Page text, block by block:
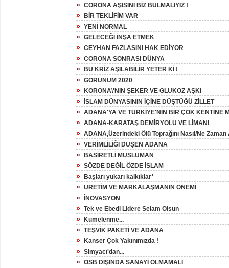
» CORONA AŞISINI BİZ BULMALIYIZ !
» BİR TEKLİFİM VAR
» YENİ NORMAL
» GELECEĞİ İNŞA ETMEK
» CEYHAN FAZLASINI HAK EDİYOR
» CORONA SONRASI DÜNYA
» BU KRİZ AŞILABİLİR YETER Kİ !
» GÖRÜNÜM 2020
» KORONA\'NIN ŞEKER VE GLUKOZ AŞKI
» İSLAM DÜNYASININ İÇİNE DÜŞTÜĞÜ ZİLLET
» ADANA'YA VE TÜRKİYE'NİN BİR ÇOK KENTİNE
» ADANA-KARATAŞ DEMİRYOLU VE LİMANI
» ADANA,Üzerindeki Ölü Toprağını Nasıl/Ne
» VERİMLİLİĞİ DÜŞEN ADANA
» BASİRETLİ MÜSLÜMAN
» SÖZDE DEĞİL ÖZDE İSLAM
» Başları yukarı kalkıklar*
» ÜRETİM VE MARKALAŞMANIN ÖNEMİ
» İNOVASYON
» Tek ve Ebedi Lidere Selam Olsun
» Kümelenme...
» TEŞVİK PAKETİ VE ADANA
» Kanser Çok Yakınımızda !
» Simyacı'dan...
» OSB DIŞINDA SANAYİ OLMAMALI